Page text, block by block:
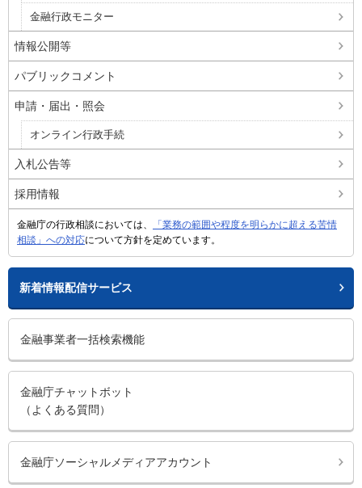
金融行政モニター
情報公開等
パブリックコメント
申請・届出・照会
オンライン行政手続
入札公告等
採用情報
金融庁の行政相談においては、
「業務の範囲や程度を明らかに超える苦情
相談」への対応について方針を定めています。
新着情報配信サービス
金融事業者一括検索機能
金融庁チャットボット
（よくある質問）
金融庁ソーシャルメディアアカウント